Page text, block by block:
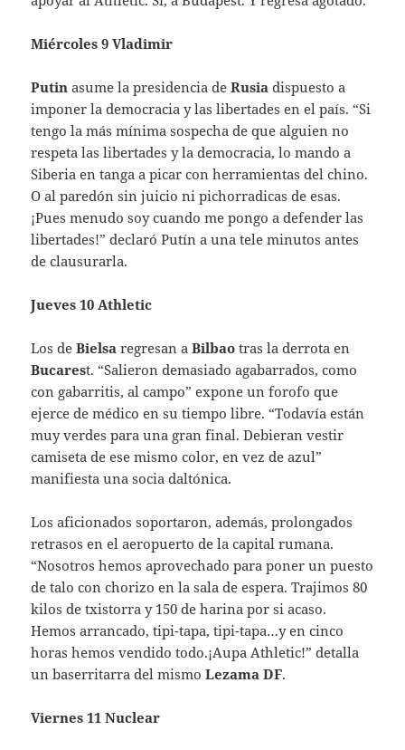
Miércoles 9 Vladimir
Putin asume la presidencia deRusia dispuesto a
imponer la democracia y las libertades en el país. “Si
tengo la más mínima sospecha de que alguien no
respeta las libertades y la democracia, lo mando a
Siberia en tanga a picar con herramientas del chino.
O al paredón sin juicio ni pichorradicas de esas.
¡Pues menudo soy cuando me pongo a defender las
libertades!” declaró Putín a una tele minutos antes
de clausurarla.
Jueves 10 Athletic
Los deBielsa regresan aBilbao tras la derrota en
Bucarest. “Salieron demasiado agabarrados, como
con gabarritis, al campo” expone un forofo que
ejerce de médico en su tiempo libre. “Todavía están
muy verdes para una gran final. Debieran vestir
camiseta de ese mismo color, en vez de azul”
manifiesta una socia daltónica.
Los aficionados soportaron, además, prolongados
retrasos en el aeropuerto de la capital rumana.
“Nosotros hemos aprovechado para poner un puesto
de talo con chorizo en la sala de espera. Trajimos 80
kilos de txistorra y 150 de harina por si acaso.
Hemos arrancado, tipi-tapa, tipi-tapa…y en cinco
horas hemos vendido todo.¡Aupa Athletic!” detalla
un baserritarra del mismoLezama DF.
Viernes 11 Nuclear